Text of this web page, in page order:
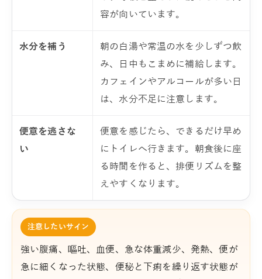
容が向いています。
水分を補う
朝の白湯や常温の水を少しずつ飲
み、日中もこまめに補給します。
カフェインやアルコールが多い日
は、水分不足に注意します。
便意を逃さな
い
便意を感じたら、できるだけ早め
にトイレへ行きます。朝食後に座
る時間を作ると、排便リズムを整
えやすくなります。
注意したいサイン
強い腹痛、嘔吐、血便、急な体重減少、発熱、便が
急に細くなった状態、便秘と下痢を繰り返す状態が